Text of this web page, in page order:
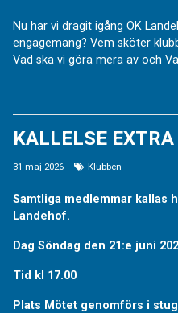
Nu har vi dragit igång OK
engagemang? Vem sköter
Vad ska vi göra mera av och
KALLELSE
31 maj 2026 Klubben
Samtliga medlemmar kallas
Landehof.
Dag Söndag den 21:e juni
Tid kl 17.00
Plats Mötet genomförs i